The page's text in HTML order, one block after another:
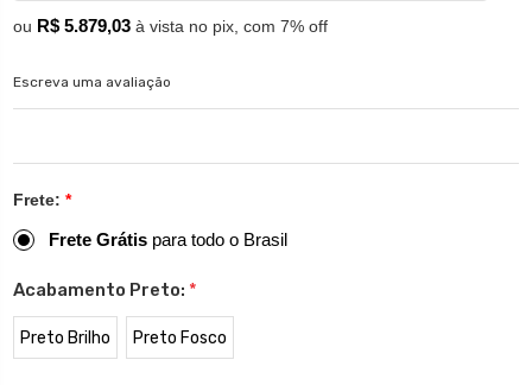
ou R$ 5.879,03 à vista no pix, com 7% off
Escreva uma avaliação
Frete: *
Frete Grátis para todo o Brasil
Acabamento Preto: *
Preto Brilho Preto Fosco